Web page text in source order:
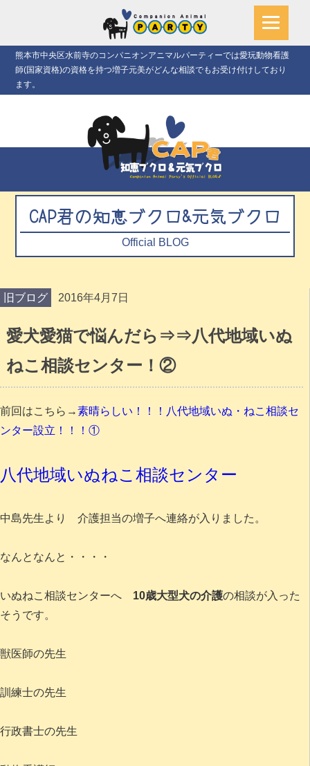
熊本市中央区水前寺のコンパニオンアニマルパーティーでは愛玩動物看護
師(国家資格)の資格を持つ増子元美がどんな相談でもお受け付けしており
ます。
CAP君の知恵ブクロ&元気ブクロ
Official BLOG
旧ブログ 2016年4月7日
愛犬愛猫で悩んだら⇒⇒八代地域いぬ
ねこ相談センター！②
前回はこちら→素晴らしい！！！八代地域いぬ・ねこ相談セ
ンター設立！！！①
八代地域いぬねこ相談センター
中島先生より 介護担当の増子へ連絡が入りました。
なんとなんと・・・・
いぬねこ相談センターへ 10歳大型犬の介護の相談が入った
そうです。
獣医師の先生
訓練士の先生
行政書士の先生